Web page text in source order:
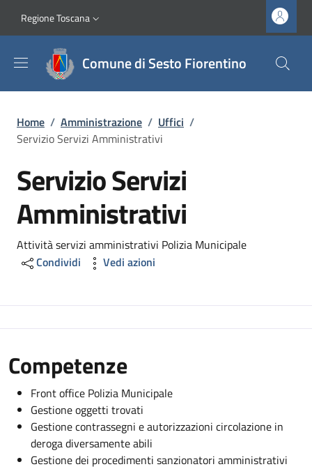
Slim top
Regione Toscana
Comune di Sesto Fiorentino
Briciole di pane
Home / Amministrazione / Uffici /
Servizio Servizi Amministrativi
Servizio Servizi
Amministrativi
Dettagli
Attività servizi amministrativi Polizia Municipale
Condividi
Vedi azioni
Competenze
Front office Polizia Municipale
Gestione oggetti trovati
Gestione contrassegni e autorizzazioni circolazione in
deroga diversamente abili
Gestione dei procedimenti sanzionatori amministrativi